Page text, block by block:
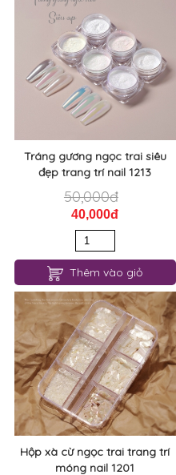
Tráng gương ngọc trai siêu
đẹp trang trí nail 1213
50,000đ
40,000đ
Thêm vào giỏ
Hộp xà cừ ngọc trai trang trí
móng nail 1201